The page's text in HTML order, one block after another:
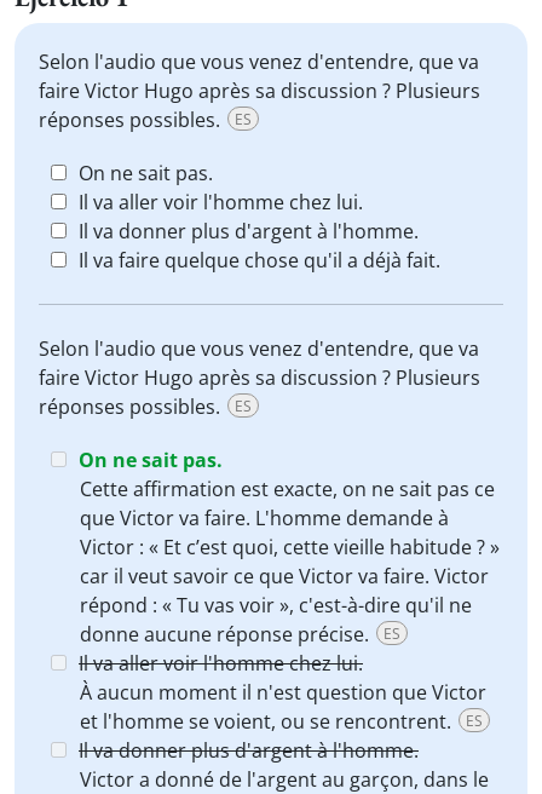
Selon l'audio que vous venez d'entendre, que va
faire Victor Hugo après sa discussion ? Plusieurs
réponses possibles.
ES
On ne sait pas.
Il va aller voir l'homme chez lui.
Il va donner plus d'argent à l'homme.
Il va faire quelque chose qu'il a déjà fait.
Selon l'audio que vous venez d'entendre, que va
faire Victor Hugo après sa discussion ? Plusieurs
réponses possibles.
ES
On ne sait pas.
Cette affirmation est exacte, on ne sait pas ce
que Victor va faire. L'homme demande à
Victor : « Et c’est quoi, cette vieille habitude ? »
car il veut savoir ce que Victor va faire. Victor
répond : « Tu vas voir », c'est-à-dire qu'il ne
donne aucune réponse précise.
ES
Il va aller voir l'homme chez lui.
À aucun moment il n'est question que Victor
et l'homme se voient, ou se rencontrent.
ES
Il va donner plus d'argent à l'homme.
Victor a donné de l'argent au garçon, dans le